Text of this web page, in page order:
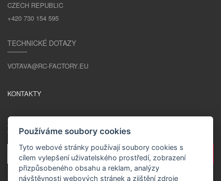
CZECH REPUBLIC
+420 730 154 595
TECHNICKÉ DOTAZY
VOTAVA@RC-FACTORY.EU
KONTAKTY
ZŮSTAŇME V KONTAKTU
Používáme soubory cookies
Tyto webové stránky používají soubory cookies s
cílem vylepšení uživatelského prostředí, zobrazení
přizpůsobeného obsahu a reklam, analýzy
návštěvnosti webových stránek a zjištění zdroje